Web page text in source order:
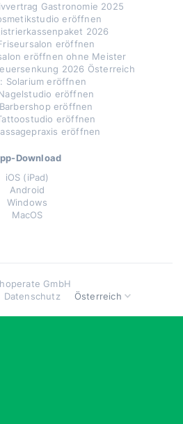
Gastronomie 2025
eröffnen
2026
eröffnen
eröffnen ohne Meister
2026 Österreich
Solarium eröffnen
eröffnen
eröffnen
eröffnen
eröffnen
Download
iOS (iPad)
Android
Windows
MacOS
GmbH
Datenschutz Österreich